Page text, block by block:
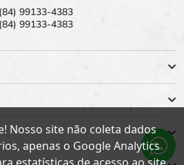
(84) 99133-4383
(84) 99133-4383
Nosso site não coleta dados
apenas o Google Analytics